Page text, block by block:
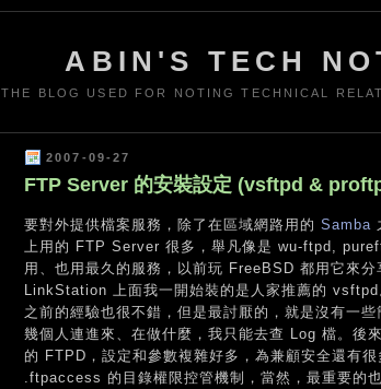
ABIN'S TECH
THE BLOG USED FOR NOTING TECHNICAL
2007-09-27
FTP Server 的安裝設定 (vsftpd &
要對外提供檔案服務，除了在區域網路用的 Samba
上用的 FTP Server 很多，舉凡像是 wu-ftpd,
用、也用最久的服務，以前玩 FreeBSD 都用它來
LinkStation 上面我一開始裝的是人家推薦的
之前的經驗也很不錯，但是最討厭的，就是沒有一
幾個人連進來、在做什麼，我只能去查 Log 檔。後
的 FTPD，設定和參數複雜好多，為兼顧安全還有
.ftpaccess 的目錄權限控管機制，當然，最重要的